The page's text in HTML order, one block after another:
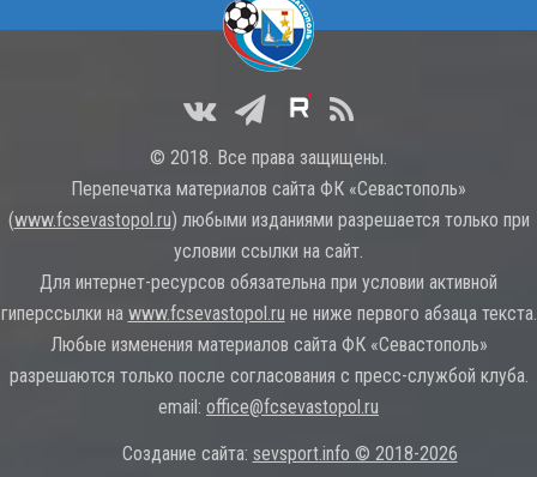
© 2018. Все права защищены.
Перепечатка материалов сайта ФК «Севастополь»
(www.fcsevastopol.ru) любыми изданиями разрешается только при
условии ссылки на сайт.
Для интернет-ресурсов обязательна при условии активной
гиперссылки на www.fcsevastopol.ru не ниже первого абзаца текста.
Любые изменения материалов сайта ФК «Севастополь»
разрешаются только после согласования с пресс-службой клуба.
email: office@fcsevastopol.ru
Создание сайта: sevsport.info © 2018-2026